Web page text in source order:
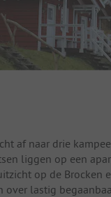
af naar drie
liggen op een
op de Brocken
lastig